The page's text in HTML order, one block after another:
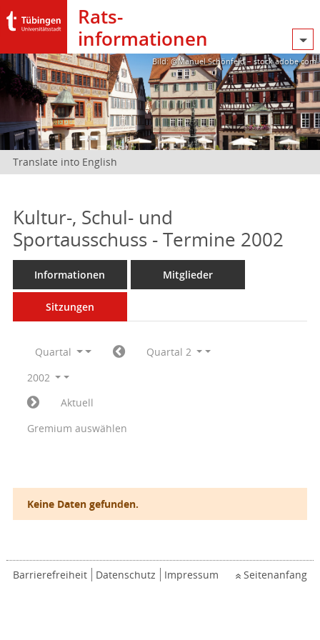
Rats­
informationen
Bild: @Manuel Schönfeld – stock.adobe.com
Translate into English
Kultur-, Schul- und
Sportausschuss - Termine 2002
Informationen Mitglieder
Sitzungen
Quartal
Quartal 2
2002
Aktuell
Gremium auswählen
Keine Daten gefunden.
Barrierefreiheit Datenschutz Impressum Seitenanfang